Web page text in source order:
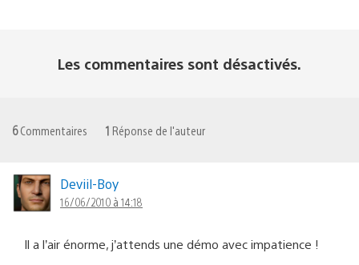
Les commentaires sont désactivés.
6Commentaires 1 Réponse de l'auteur
Deviil-Boy
16/06/2010 à 14:18
Il a l’air énorme, j’attends une démo avec impatience !